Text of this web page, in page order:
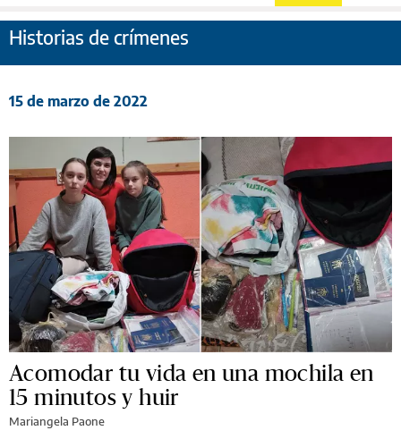
Historias de crímenes
15 de marzo de 2022
Acomodar tu vida en una mochila en
15 minutos y huir
Mariangela Paone